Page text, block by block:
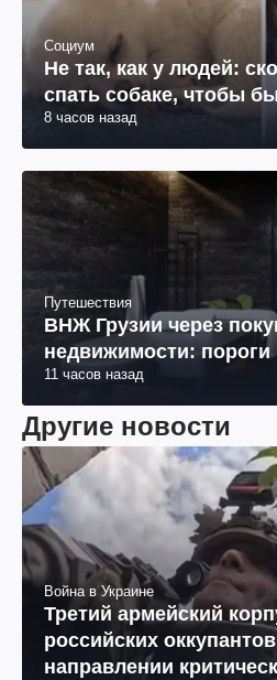
Социум
Не так, как у людей:
спать собаке, чтобы
8 часов назад
Путешествия
ВНЖ Грузии через
недвижимости: пороги
11 часов назад
Другие новости
Война в Украине
Третий армейский
российских
направлении